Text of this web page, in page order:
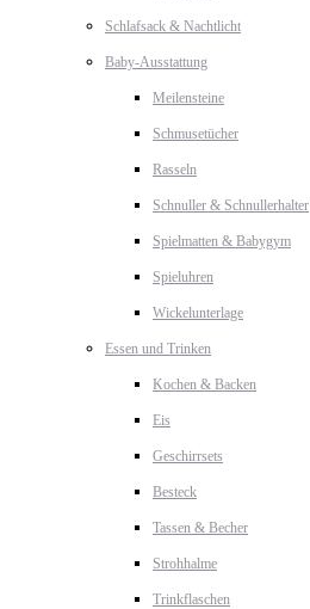
Schlafsack & Nachtlicht
Baby-Ausstattung
Meilensteine
Schmusetücher
Rasseln
Schnuller & Schnullerhalter
Spielmatten & Babygym
Spieluhren
Wickelunterlage
Essen und Trinken
Kochen & Backen
Eis
Geschirrsets
Besteck
Tassen & Becher
Strohhalme
Trinkflaschen